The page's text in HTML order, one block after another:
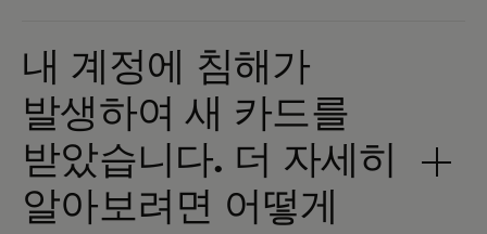
내 계정에 침해가
발생하여 새 카드를
받았습니다. 더 자세히
알아보려면 어떻게